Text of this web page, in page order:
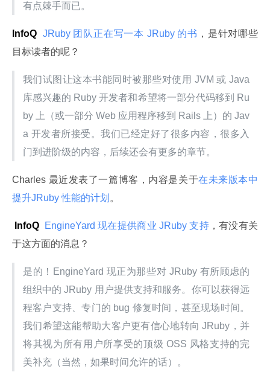
有点棘手而已。
InfoQ JRuby 团队正在写一本 JRuby 的书 ，是针对哪些
目标读者的呢？
我们试图让这本书能同时被那些对使用 JVM 或 Java
库感兴趣的 Ruby 开发者和希望将一部分代码移到 Ru
by 上（或一部分 Web 应用程序移到 Rails 上）的 Jav
a 开发者所接受。我们已经定好了很多内容，很多入
门到进阶级的内容，后续还会有更多的章节。
Charles 最近发表了一篇博客，内容是关于在未来版本中
提升JRuby 性能的计划 。
InfoQ EngineYard 现在提供商业 JRuby 支持，有没有关
于这方面的消息？
是的！EngineYard 现正为那些对 JRuby 有所顾虑的
组织中的 JRuby 用户提供支持和服务。你可以获得远
程客户支持、专门的 bug 修复时间，甚至现场时间。
我们希望这能帮助大客户更有信心地转向 JRuby，并
将其视为所有用户所享受的顶级 OSS 风格支持的完
美补充（当然，如果时间允许的话）。